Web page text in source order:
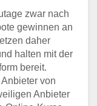
zwar nach
gewinnen an
daher
halten mit der
bereit.
von
Anbieter